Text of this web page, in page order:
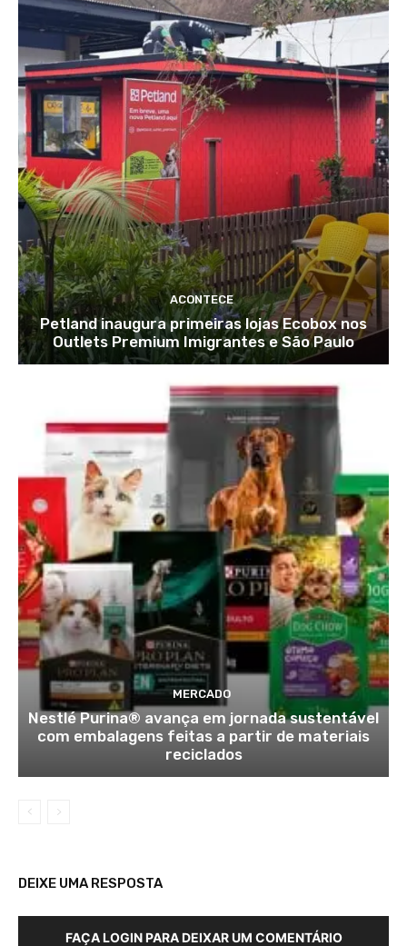
ACONTECE
Petland inaugura primeiras lojas Ecobox nos
Outlets Premium Imigrantes e São Paulo
MERCADO
Nestlé Purina® avança em jornada sustentável
com embalagens feitas a partir de materiais
reciclados
DEIXE UMA RESPOSTA
FAÇA LOGIN PARA DEIXAR UM COMENTÁRIO